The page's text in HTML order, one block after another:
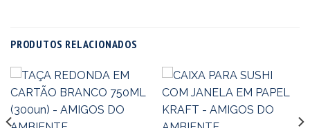
PRODUTOS RELACIONADOS